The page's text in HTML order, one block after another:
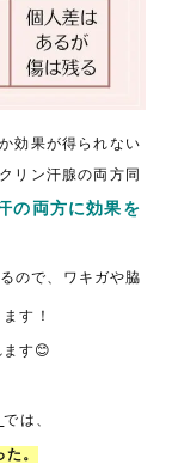
効果が得られない
リン汗腺の両方同
の両方に効果を
ので、ワキガや脇
す！
す😊
では、
。